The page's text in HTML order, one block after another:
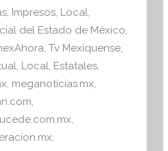
n
f
o
r
m
a
t
i
, Impresos, Local,
del Estado de México,
, Tv Mexiquense,
, Local, Estatales,
, meganoticias.mx,
,
,
,